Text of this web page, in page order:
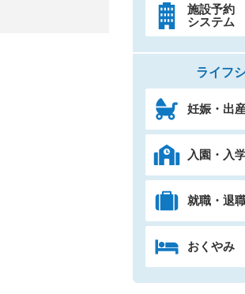
施設予約
システム
ライフ
妊娠・出
入園・入
就職・退
おくやみ